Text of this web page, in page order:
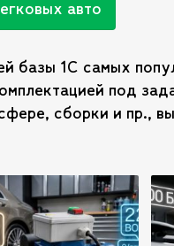
авто
базы 1С самых
под
сборки и пр.,